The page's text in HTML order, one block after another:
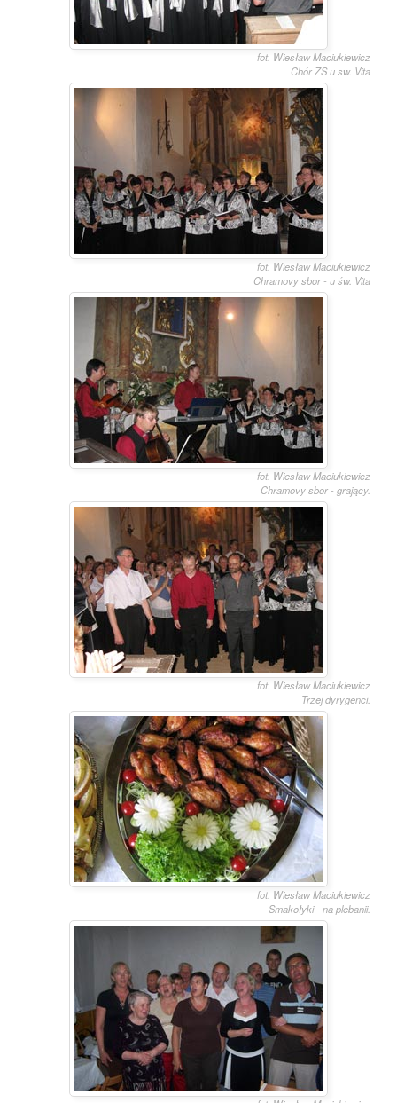
fot. Wiesław Maciukiewicz
Chór ZS u sw. Vita
fot. Wiesław Maciukiewicz
Chramovy sbor - u św. Vita
fot. Wiesław Maciukiewicz
Chramovy sbor - grający.
fot. Wiesław Maciukiewicz
Trzej dyrygenci.
fot. Wiesław Maciukiewicz
Smakołyki - na plebanii.